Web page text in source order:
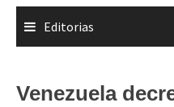
Editorias
Venezuela